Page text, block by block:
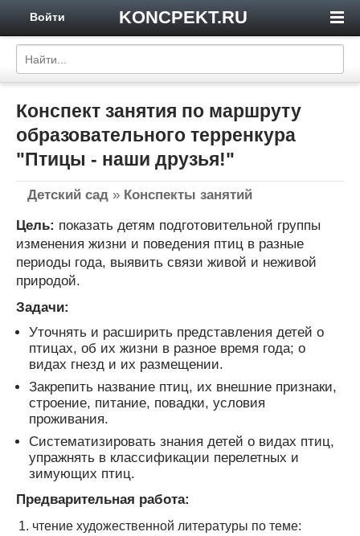
KONCPEKT.RU
Войти
Конспект занятия по маршруту
образовательного терренкура
"Птицы - наши друзья!"
Детский сад » Конспекты занятий
Цель: показать детям подготовительной группы
изменения жизни и поведения птиц в разные
периоды года, выявить связи живой и неживой
природой.
Задачи:
Уточнять и расширить представления детей о
птицах, об их жизни в разное время года; о
видах гнезд и их размещении.
Закрепить название птиц, их внешние признаки,
строение, питание, повадки, условия
проживания.
Систематизировать знания детей о видах птиц,
упражнять в классификации перелетных и
зимующих птиц.
Предварительная работа:
чтение художественной литературы по теме: